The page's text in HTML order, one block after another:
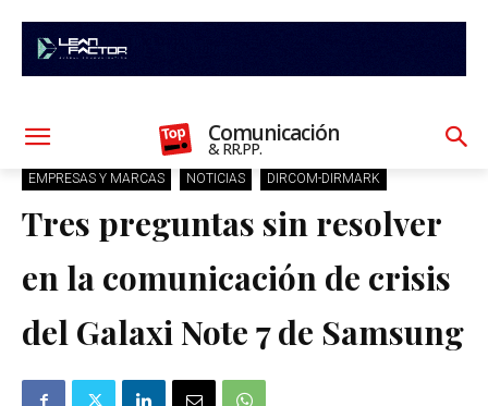
Comunicación
& RR.PP.
EMPRESAS Y MARCAS NOTICIAS DIRCOM-DIRMARK
Tres preguntas sin resolver
en la comunicación de crisis
del Galaxi Note 7 de Samsung